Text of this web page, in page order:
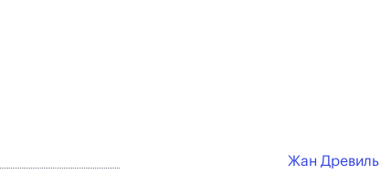
Жан Древиль